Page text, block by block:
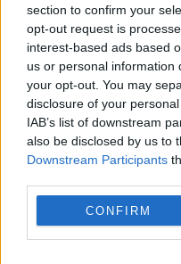
section to confirm your
opt-out request is
interest-based ads based
us or personal information
your opt-out. You may
disclosure of your
IAB’s list of downstream
also be disclosed by us to
Downstream Participants
CONFIRM